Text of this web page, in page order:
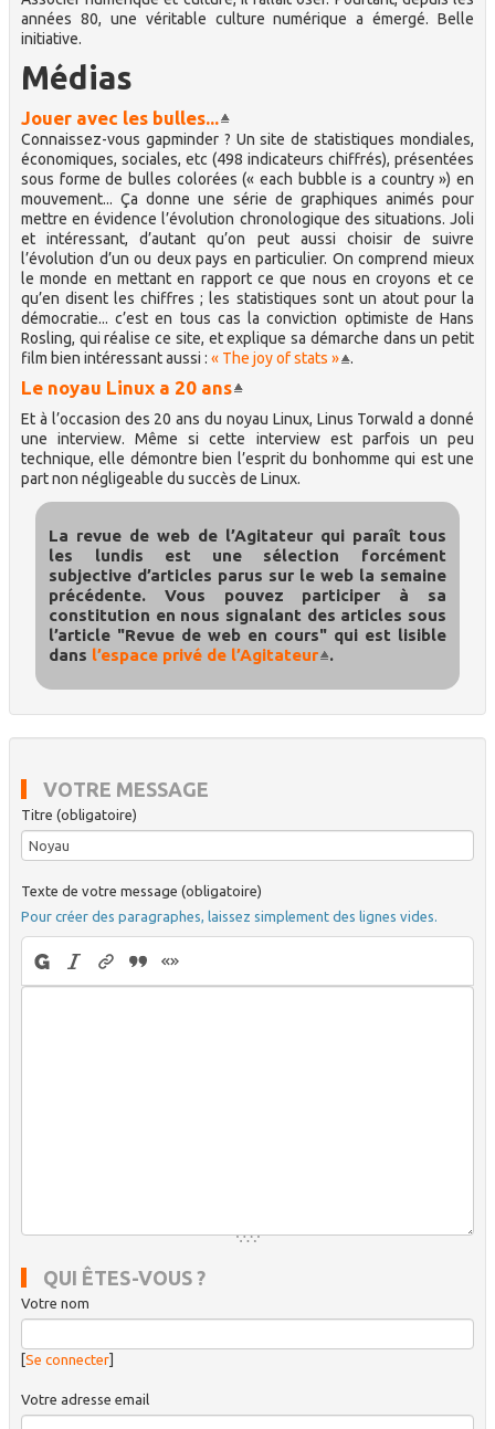
années 80, une véritable culture numérique a émergé. Belle
initiative.
Médias
Jouer avec les bulles...
Connaissez-vous gapminder ? Un site de statistiques mondiales,
économiques, sociales, etc (498 indicateurs chiffrés), présentées
sous forme de bulles colorées (« each bubble is a country ») en
mouvement... Ça donne une série de graphiques animés pour
mettre en évidence l’évolution chronologique des situations. Joli
et intéressant, d’autant qu’on peut aussi choisir de suivre
l’évolution d’un ou deux pays en particulier. On comprend mieux
le monde en mettant en rapport ce que nous en croyons et ce
qu’en disent les chiffres ; les statistiques sont un atout pour la
démocratie... c’est en tous cas la conviction optimiste de Hans
Rosling, qui réalise ce site, et explique sa démarche dans un petit
film bien intéressant aussi : « The joy of stats » .
Le noyau Linux a 20 ans
Et à l’occasion des 20 ans du noyau Linux, Linus Torwald a donné
une interview. Même si cette interview est parfois un peu
technique, elle démontre bien l’esprit du bonhomme qui est une
part non négligeable du succès de Linux.
La revue de web de l’Agitateur qui paraît tous
les lundis est une sélection forcément
subjective d’articles parus sur le web la semaine
précédente. Vous pouvez participer à sa
constitution en nous signalant des articles sous
l’article "Revue de web en cours" qui est lisible
dans l’espace privé de l’Agitateur .
VOTRE MESSAGE
Titre (obligatoire)
Texte de votre message (obligatoire)
Pour créer des paragraphes, laissez simplement des lignes vides.
QUI ÊTES-VOUS ?
Votre nom
Se connecter]
Votre adresse email